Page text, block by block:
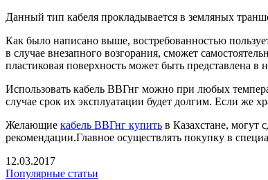
Данный тип кабеля прокладывается в земляных
Как было написано выше, востребованностью
в случае внезапного возгорания, сможет
пластиковая поверхность может быть представлена
Использовать кабель ВВГнг можно при любых
случае срок их эксплуатации будет долгим. Если же
Желающие кабель ВВГнг купить в Казахстане, могут
рекомендации.Главное осуществлять покупку в
12.03.2017
Популярные статьи